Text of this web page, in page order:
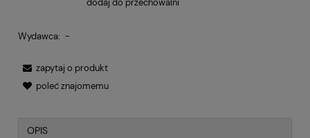
Wydawca: -
zapytaj o produkt
poleć znajomemu
OPIS